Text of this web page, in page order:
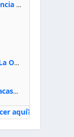
Papa León Xiv en la Audiencia General, 5-8-2026: «Dios en el primer puesto; la oración, nuestra primera obligación; la liturgia, la primera fuente de la vida divina que se nos comunica, la primera escuela de nuestra vida espiritual»
Tres horas atrapado con 'La Odisea' de Nolan
Lo que aprendimos del fracaso al emprender
aquí?